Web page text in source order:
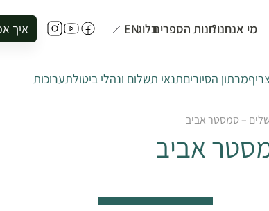
מי אנחנו?חנות הספריםבלוגEN איך
להזמין
להירשם
להירשם
מרתון הסיוריםתנאי תשלום ונהלי ביטולתערוכות
– סמסטר אביב
אביב